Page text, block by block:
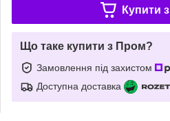
Купити з
Що таке купити з Пром?
Замовлення під захистом
Доступна доставка